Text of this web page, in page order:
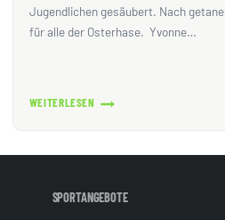
Jugendlichen gesäubert. Nach
für alle der Osterhase. Yvonne…
WEITERLESEN
FRÜHJAHRSPUTZ
SPORTANGEBOTE